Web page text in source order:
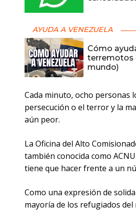
AYUDA A VENEZUELA
Cómo
terremotos
mundo)
Cada minuto, ocho personas
persecución o el terror y la
aún peor.
La Oficina del Alto
también conocida como
tiene que hacer frente a un
Como una expresión de
mayoría de los refugiados del